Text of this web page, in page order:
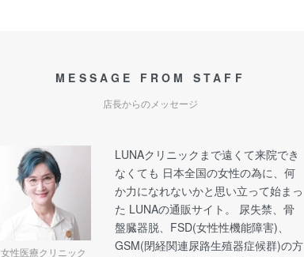
MESSAGE FROM STAFF
店長からのメッセージ
女性医療クリニック
LUNAクリニックまで遠くて来院でき
なくても 日本全国の女性の為に、何
か力になれないかと思い立って始まっ
た LUNAの通販サイト。 尿失禁、骨
盤臓器脱、FSD(女性性機能障害)、
GSM(閉経関連尿路生殖器症候群)の方